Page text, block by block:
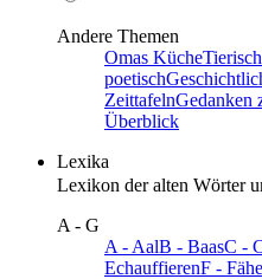
Andere Themen
Omas Küche
poetisch
ZeittafelnGedanken
Überblick
Lexika
Lexikon der alten Wörter
A - G
A - AalB - BaasC -
EchauffierenF - Fähe